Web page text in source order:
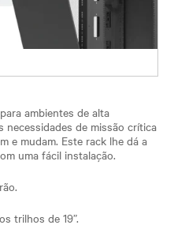
ambientes de alta
necessidades de missão crítica
e mudam. Este rack lhe dá a
uma fácil instalação.
trilhos de 19”.